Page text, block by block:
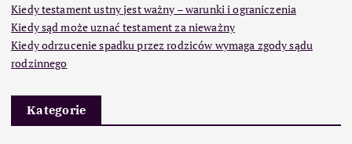
Kiedy testament ustny jest ważny – warunki i ograniczenia
Kiedy sąd może uznać testament za nieważny
Kiedy odrzucenie spadku przez rodziców wymaga zgody sądu
rodzinnego
Kategorie